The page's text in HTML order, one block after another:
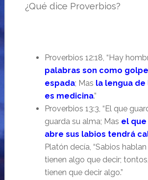
¿Qué dice Proverbios?
Proverbios 12:18, “Hay
palabras son como
espada; Mas la lengua de
es medicina.”
Proverbios 13:3, “El que
guarda su alma; Mas el
abre sus labios tendrá
Platón decía, “Sabios
tienen algo que decir;
tienen que decir algo.”